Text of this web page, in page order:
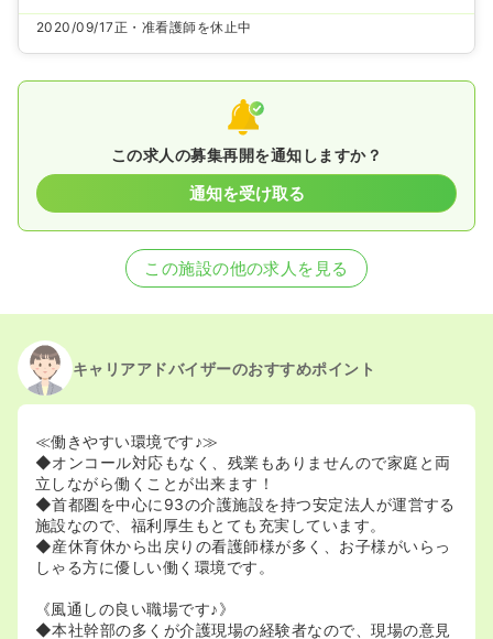
2020/09/17正・准看護師を休止中
この求人の募集再開を通知しますか？
通知を受け取る
この施設の他の求人を見る
キャリアアドバイザーのおすすめポイント
≪働きやすい環境です♪≫
◆オンコール対応もなく、残業もありませんので家庭と両
立しながら働くことが出来ます！
◆首都圏を中心に93の介護施設を持つ安定法人が運営する
施設なので、福利厚生もとても充実しています。
◆産休育休から出戻りの看護師様が多く、お子様がいらっ
しゃる方に優しい働く環境です。
《風通しの良い職場です♪》
◆本社幹部の多くが介護現場の経験者なので、現場の意見